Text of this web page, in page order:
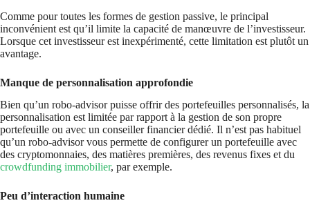
Comme pour toutes les formes de gestion passive, le principal
inconvénient est qu’il limite la capacité de manœuvre de l’investisseur.
Lorsque cet investisseur est inexpérimenté, cette limitation est plutôt un
avantage.
Manque de personnalisation approfondie
Bien qu’un robo-advisor puisse offrir des portefeuilles personnalisés, la
personnalisation est limitée par rapport à la gestion de son propre
portefeuille ou avec un conseiller financier dédié. Il n’est pas habituel
qu’un robo-advisor vous permette de configurer un portefeuille avec
des cryptomonnaies, des matières premières, des revenus fixes et du
crowdfunding immobilier, par exemple.
Peu d’interaction humaine